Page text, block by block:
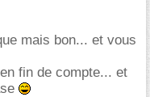
mais bon... et vous
fin de compte... et